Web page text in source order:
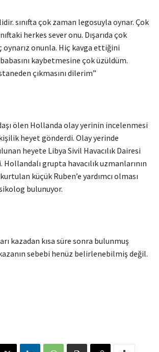
sınıfta çok zaman legosuyla oynar. Çok
herkes sever onu. Dışarıda çok
oynarız onunla. Hiç kavga ettiğini
kaybetmesine çok üzüldüm.
çıkmasını dilerim”
ölen Hollanda olay yerinin incelenmesi
heyet gönderdi. Olay yerinde
heyete Libya Sivil Havacılık Dairesi
Hollandalı grupta havacılık uzmanlarının
küçük Ruben’e yardımcı olması
bulunuyor.
kazadan kısa süre sonra bulunmuş
sebebi henüz belirlenebilmiş değil.